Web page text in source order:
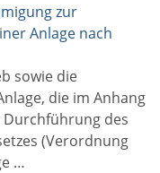
zur
Anlage nach
sowie die
die im Anhang
des
(Verordnung
…